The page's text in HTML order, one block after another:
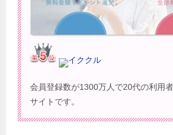
イククル
会員登録数が1300万人で20代の利用
サイトです。